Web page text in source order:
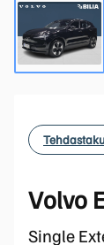
Volvo
Single